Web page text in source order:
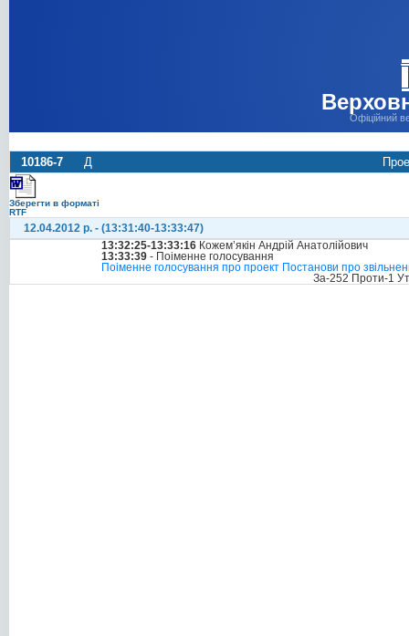
Офіційний
10186-7 Д
Зберегти в форматі
RTF
12.04.2012 р. - (13:31:40-13:33:47)
13:32:25-13:33:16 Кожем’якін Андрій Анатолійович
13:33:39 - Поіменне голосування
Поіменне голосування про проект Постанови про
За-252 Проти-1